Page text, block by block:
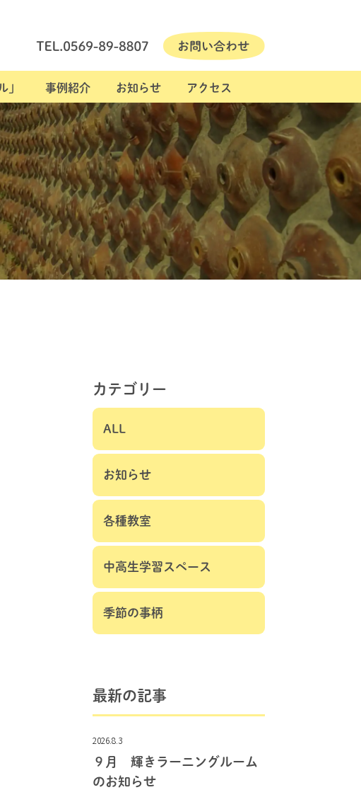
」 事例紹介 お知らせ アクセス
カテゴリー
ALL
お知らせ
各種教室
中高生学習スペース
季節の事柄
最新の記事
2026.8.3
９月 輝きラーニングルーム
のお知らせ